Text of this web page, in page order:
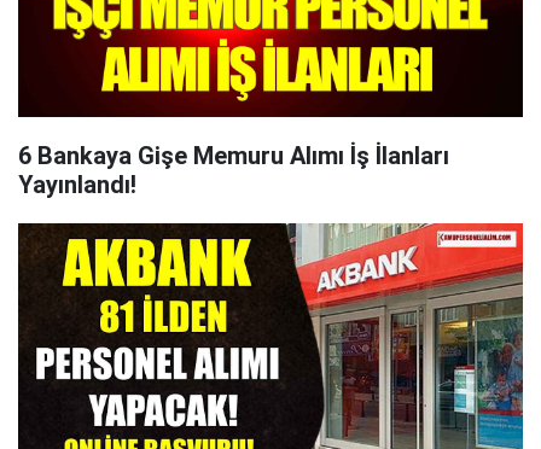
6 Bankaya Gişe Memuru Alımı İş İlanları
Yayınlandı!